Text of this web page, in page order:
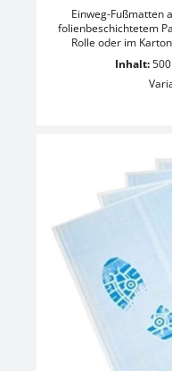
Einweg-Fußmatten
folienbeschichtetem
Rolle oder im Karton Material: Krepp-Papier / Folie +
PapierMotiv:
500 mmFarbe:
StückVE
Inhalt: